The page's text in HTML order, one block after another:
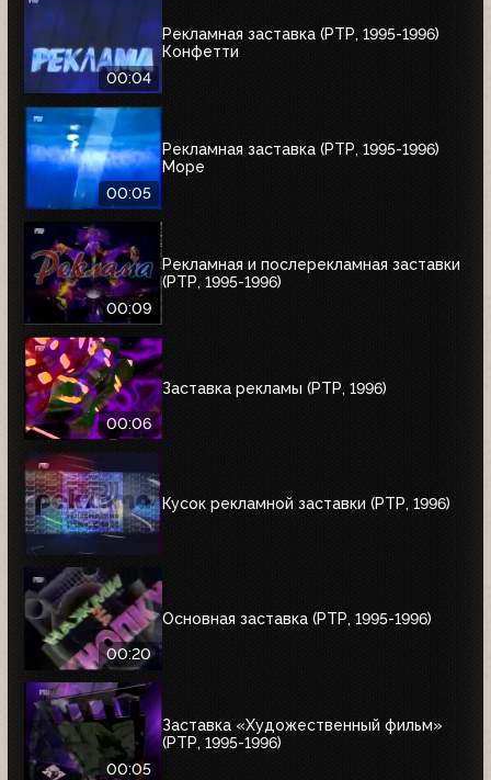
00:04
Рекламная заставка (РТР, 1995-1996)
Конфетти
00:05
Рекламная заставка (РТР, 1995-1996)
Море
00:09
Рекламная и послерекламная заставки
(РТР, 1995-1996)
00:06
Заставка рекламы (РТР, 1996)
Кусок рекламной заставки (РТР, 1996)
00:20
Основная заставка (РТР, 1995-1996)
00:05
Заставка «Художественный фильм»
(РТР, 1995-1996)